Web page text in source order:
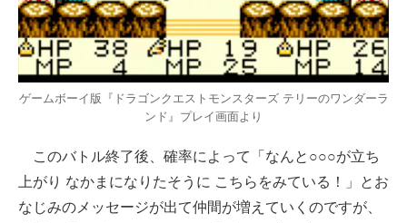
ゲームボーイ版『ドラゴンクエストモンスターズ テリーのワンダーラ
ンド』プレイ画面より
このバトル終了後、確率によって「なんと○○○が立ち
上がり なかまになりたそうに こちらをみている！」とお
なじみのメッセージが出て仲間が増えていくのですが、